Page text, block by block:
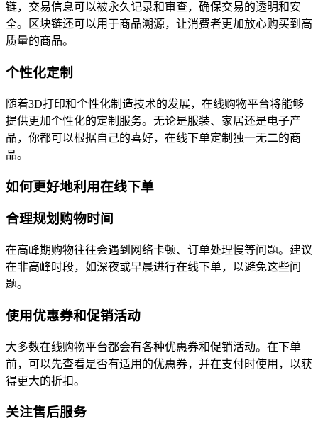
链，交易信息可以被永久记录和审查，确保交易的透明和安
全。区块链还可以用于商品溯源，让消费者更加放心购买到高
质量的商品。
个性化定制
随着3D打印和个性化制造技术的发展，在线购物平台将能够
提供更加个性化的定制服务。无论是服装、家居还是电子产
品，你都可以根据自己的喜好，在线下单定制独一无二的商
品。
如何更好地利用在线下单
合理规划购物时间
在高峰期购物往往会遇到网络卡顿、订单处理慢等问题。建议
在非高峰时段，如深夜或早晨进行在线下单，以避免这些问
题。
使用优惠券和促销活动
大多数在线购物平台都会有各种优惠券和促销活动。在下单
前，可以先查看是否有适用的优惠券，并在支付时使用，以获
得更大的折扣。
关注售后服务